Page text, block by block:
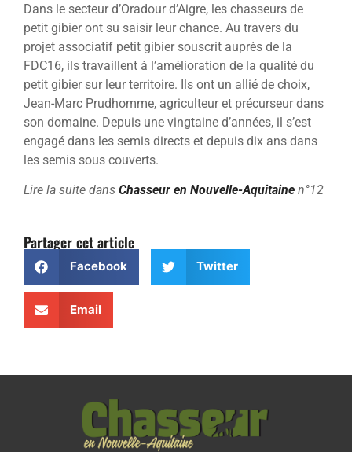
Dans le secteur d’Oradour d’Aigre, les chasseurs de
petit gibier ont su saisir leur chance. Au travers du
projet associatif petit gibier souscrit auprès de la
FDC16, ils travaillent à l’amélioration de la qualité du
petit gibier sur leur territoire. Ils ont un allié de choix,
Jean-Marc Prudhomme, agriculteur et précurseur dans
son domaine. Depuis une vingtaine d’années, il s’est
engagé dans les semis directs et depuis dix ans dans
les semis sous couverts.
Lire la suite dans Chasseur en Nouvelle-Aquitaine n°12
Partager cet article
Facebook Twitter
Email